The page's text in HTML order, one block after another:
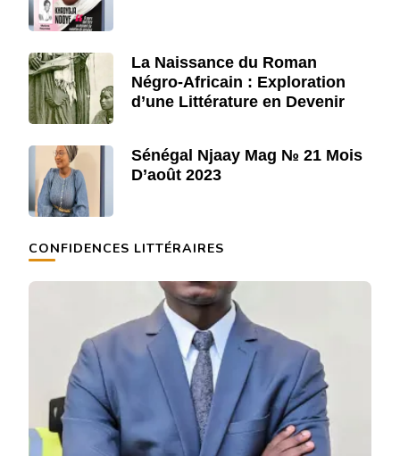
La Naissance du Roman
Négro-Africain : Exploration
d’une Littérature en Devenir
Sénégal Njaay Mag № 21 Mois
D’août 2023
CONFIDENCES LITTÉRAIRES